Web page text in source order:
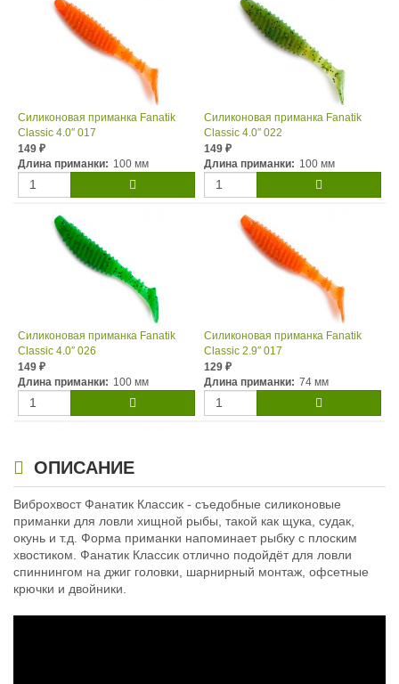
Силиконовая приманка Fanatik
Classic 4.0″ 017
149 ₽
Длина приманки: 100 мм
Силиконовая приманка Fanatik
Classic 4.0″ 022
149 ₽
Длина приманки: 100 мм
Силиконовая приманка Fanatik
Classic 4.0″ 026
149 ₽
Длина приманки: 100 мм
Силиконовая приманка Fanatik
Classic 2.9″ 017
129 ₽
Длина приманки: 74 мм
Силиконовая приманка Fanatik
Classic 2.9″ 023
129
ОПИСАНИЕ
Виброхвост Фанатик Классик - съедобные силиконовые
приманки для ловли хищной рыбы, такой как щука, судак,
окунь и т.д. Форма приманки напоминает рыбку с плоским
хвостиком. Фанатик Классик отлично подойдёт для ловли
спиннингом на джиг головки, шарнирный монтаж, офсетные
крючки и двойники.